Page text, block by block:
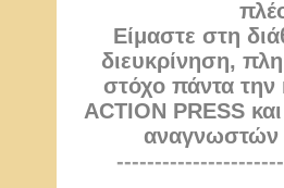
Είμαστε στη
διευκρίνηση,
στόχο πάντα
ACTION PRESS
αναγνωστών